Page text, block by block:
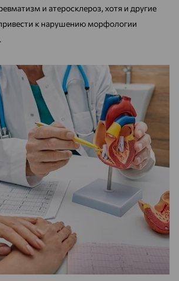
и атеросклероз, хотя и другие
к нарушению морфологии